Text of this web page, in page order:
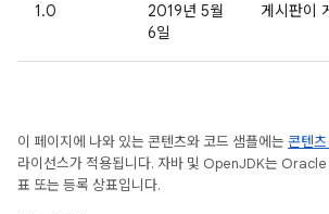
1.0
2019년 5월
6일
게시판이
이 페이지에 나와 있는 콘텐츠와 코드 샘플에는 콘텐
라이선스가 적용됩니다. 자바 및 OpenJDK는
표 또는 등록 상표입니다.